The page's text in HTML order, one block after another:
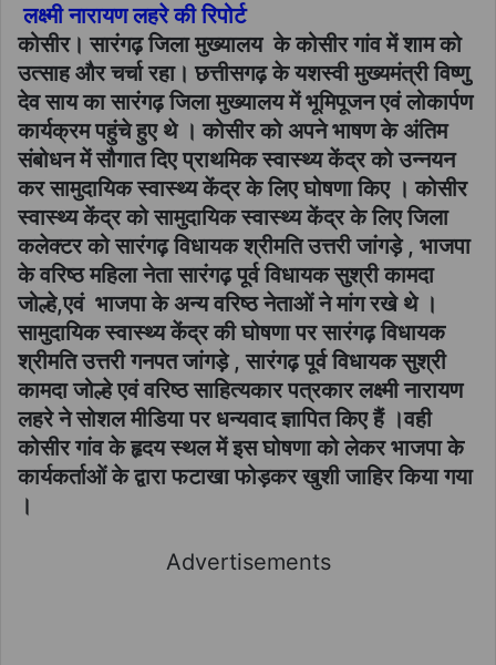
लक्ष्मी नारायण लहरे की रिपोर्ट
कोसीर। सारंगढ़ जिला मुख्यालय के कोसीर गांव में शाम को
उत्साह और चर्चा रहा। छत्तीसगढ़ के यशस्वी मुख्यमंत्री विष्णु
देव साय का सारंगढ़ जिला मुख्यालय में भूमिपूजन एवं लोकार्पण
कार्यक्रम पहुंचे हुए थे । कोसीर को अपने भाषण के अंतिम
संबोधन में सौगात दिए प्राथमिक स्वास्थ्य केंद्र को उन्नयन
कर सामुदायिक स्वास्थ्य केंद्र के लिए घोषणा किए । कोसीर
स्वास्थ्य केंद्र को सामुदायिक स्वास्थ्य केंद्र के लिए जिला
कलेक्टर को सारंगढ़ विधायक श्रीमति उत्तरी जांगड़े , भाजपा
के वरिष्ठ महिला नेता सारंगढ़ पूर्व विधायक सुश्री कामदा
जोल्हे,एवं भाजपा के अन्य वरिष्ठ नेताओं ने मांग रखे थे ।
सामुदायिक स्वास्थ्य केंद्र की घोषणा पर सारंगढ़ विधायक
श्रीमति उत्तरी गनपत जांगड़े , सारंगढ़ पूर्व विधायक सुश्री
कामदा जोल्हे एवं वरिष्ठ साहित्यकार पत्रकार लक्ष्मी नारायण
लहरे ने सोशल मीडिया पर धन्यवाद ज्ञापित किए हैं ।वही
कोसीर गांव के हृदय स्थल में इस घोषणा को लेकर भाजपा के
कार्यकर्ताओं के द्वारा फटाखा फोड़कर खुशी जाहिर किया गया
।
Advertisements